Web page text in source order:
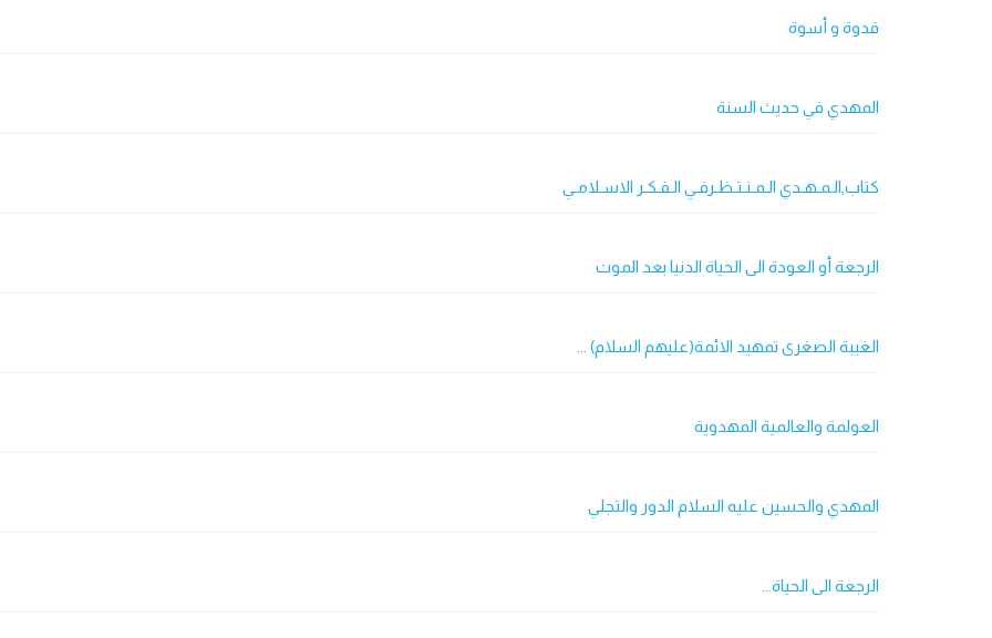
قدوة و أسوة
المهدي في حديث السنة
كتاب,الـمـهـدي الـمـنـتـظـرفـي الـفـكـر الاسـلامـي
الرجعة أو العودة الى الحياة الدنيا بعد الموت
الغيبة الصغرى تمهيد الائمة(عليهم السلام) ...
العولمة والعالمية المهدوية
المهدي والحسين عليه السلام الدور والتجلي
الرجعة الى الحياة...